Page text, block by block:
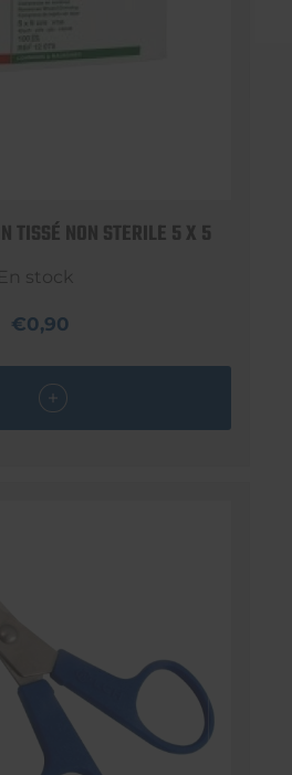
TISSÉ NON STERILE 5 X 5
En stock
€0,90